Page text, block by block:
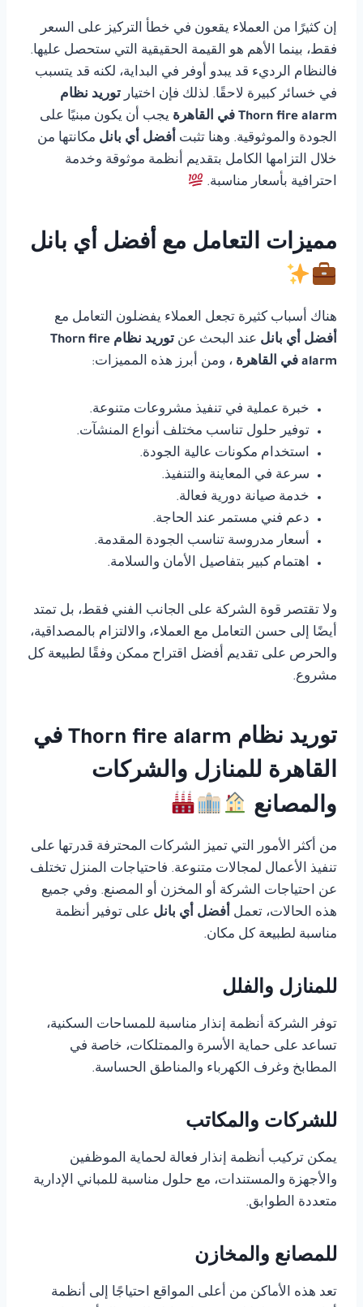
إن كثيرًا من العملاء يقعون في خطأ التركيز على السعر
فقط، بينما الأهم هو القيمة الحقيقية التي ستحصل عليها.
فالنظام الرديء قد يبدو أوفر في البداية، لكنه قد يتسبب
في خسائر كبيرة لاحقًا. لذلك فإن اختيار توريد نظام
Thorn fire alarm في القاهرة
يجب أن يكون مبنيًا على
الجودة والموثوقية. وهنا تثبت أفضل أي بانل مكانتها من
خلال التزامها الكامل بتقديم أنظمة موثوقة وخدمة
احترافية بأسعار مناسبة.
مميزات التعامل مع أفضل أي بانل
هناك أسباب كثيرة تجعل العملاء يفضلون التعامل مع
أفضل أي بانل عند البحث عن
توريد نظام Thorn fire
alarm في القاهرة
، ومن أبرز هذه المميزات:
خبرة عملية في تنفيذ مشروعات متنوعة.
توفير حلول تناسب مختلف أنواع المنشآت.
استخدام مكونات عالية الجودة.
سرعة في المعاينة والتنفيذ.
خدمة صيانة دورية فعالة.
دعم فني مستمر عند الحاجة.
أسعار مدروسة تناسب الجودة المقدمة.
اهتمام كبير بتفاصيل الأمان والسلامة.
ولا تقتصر قوة الشركة على الجانب الفني فقط، بل تمتد
أيضًا إلى حسن التعامل مع العملاء، والالتزام بالمصداقية،
والحرص على تقديم أفضل اقتراح ممكن وفقًا لطبيعة كل
مشروع.
توريد نظام Thorn fire alarm في
القاهرة للمنازل والشركات
والمصانع
من أكثر الأمور التي تميز الشركات المحترفة قدرتها على
تنفيذ الأعمال لمجالات متنوعة. فاحتياجات المنزل تختلف
عن احتياجات الشركة أو المخزن أو المصنع. وفي جميع
هذه الحالات، تعمل أفضل أي بانل على توفير أنظمة
مناسبة لطبيعة كل مكان.
للمنازل والفلل
توفر الشركة أنظمة إنذار مناسبة للمساحات السكنية،
تساعد على حماية الأسرة والممتلكات، خاصة في
المطابخ وغرف الكهرباء والمناطق الحساسة.
للشركات والمكاتب
يمكن تركيب أنظمة إنذار فعالة لحماية الموظفين
والأجهزة والمستندات، مع حلول مناسبة للمباني الإدارية
متعددة الطوابق.
للمصانع والمخازن
تعد هذه الأماكن من أعلى المواقع احتياجًا إلى أنظمة